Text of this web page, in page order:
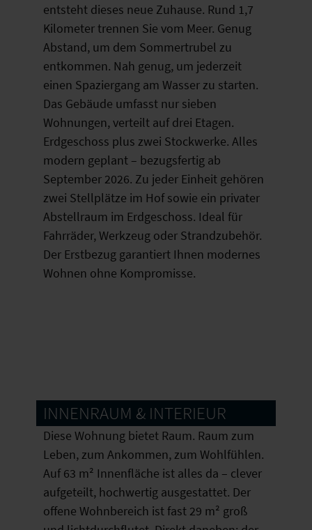
entsteht dieses neue Zuhause. Rund 1,7
Kilometer trennen Sie vom Meer. Genug
Abstand, um dem Sommertrubel zu
entkommen. Nah genug, um jederzeit
einen Spaziergang am Wasser zu starten.
Das Gebäude umfasst nur sieben
Wohnungen, verteilt auf drei Etagen.
Erdgeschoss plus zwei Stockwerke. Alles
modern geplant – bezugsfertig ab
September 2026. Zu jeder Einheit gehören
zwei Stellplätze im Hof sowie ein privater
Abstellraum im Erdgeschoss. Ideal für
Fahrräder, Werkzeug oder Strandzubehör.
Der Erstbezug garantiert Ihnen modernes
Wohnen ohne Kompromisse.
INNENRAUM & INTERIEUR
Diese Wohnung bietet Raum. Raum zum
Leben, zum Ankommen, zum Wohlfühlen.
Auf 63 m² Innenfläche ist alles da – clever
aufgeteilt, hochwertig ausgestattet. Der
offene Wohnbereich ist fast 29 m² groß